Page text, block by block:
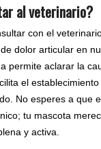
al veterinario?
con el
dolor articular en
permite aclarar la
el
No esperes a que
tu mascota
y activa.